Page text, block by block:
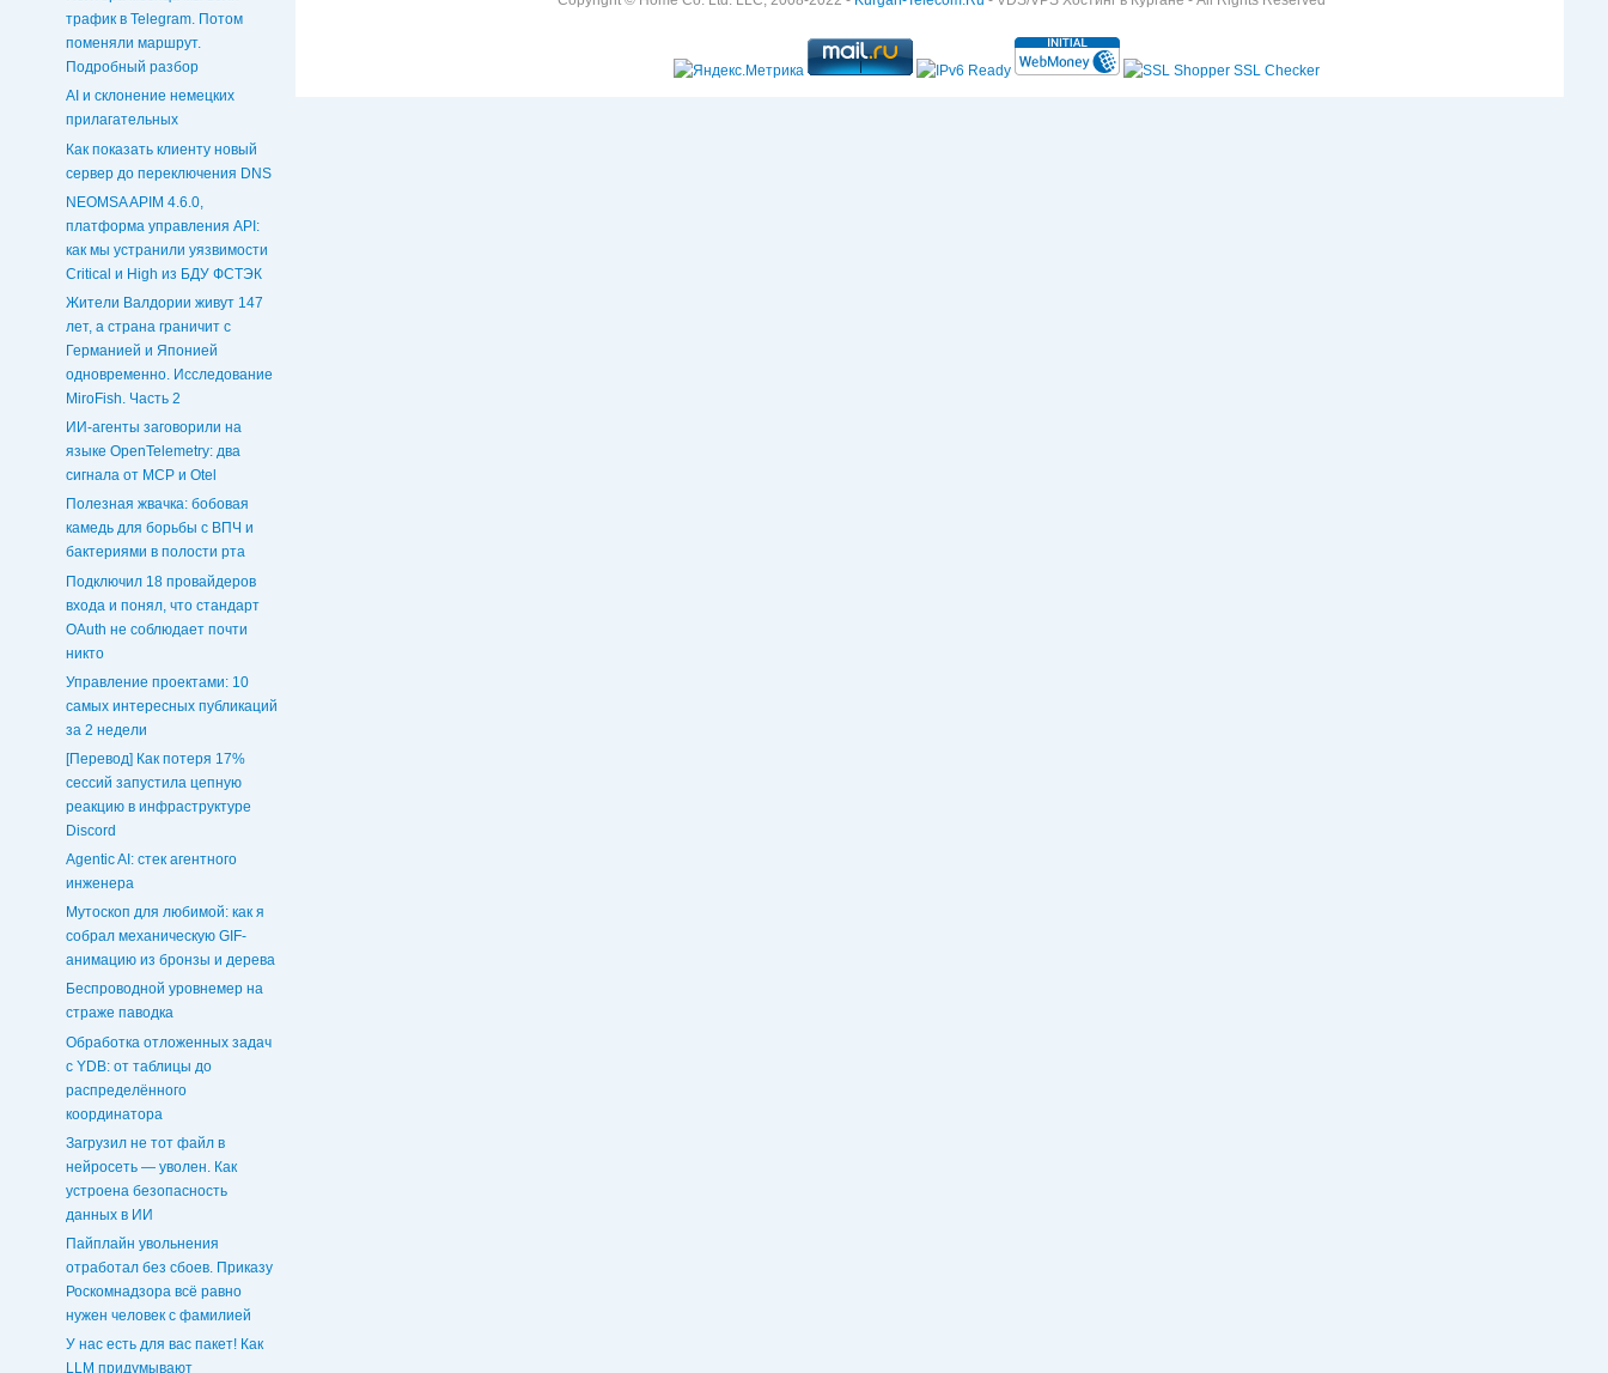
трафик в Telegram. Потом
поменяли маршрут.
Подробный разбор
AI и склонение немецких
прилагательных
Как показать клиенту новый
сервер до переключения DNS
NEOMSA APIM 4.6.0,
платформа управления API:
как мы устранили уязвимости
Critical и High из БДУ ФСТЭК
Жители Валдории живут 147
лет, а страна граничит с
Германией и Японией
одновременно. Исследование
MiroFish. Часть 2
ИИ-агенты заговорили на
языке OpenTelemetry: два
сигнала от MCP и Otel
Полезная жвачка: бобовая
камедь для борьбы с ВПЧ и
бактериями в полости рта
Подключил 18 провайдеров
входа и понял, что стандарт
OAuth не соблюдает почти
никто
Управление проектами: 10
самых интересных публикаций
за 2 недели
[Перевод] Как потеря 17%
сессий запустила цепную
реакцию в инфраструктуре
Discord
Agentic AI: стек агентного
инженера
Мутоскоп для любимой: как я
собрал механическую GIF-
анимацию из бронзы и дерева
Беспроводной уровнемер на
страже паводка
Обработка отложенных задач
c YDB: от таблицы до
распределённого
координатора
Загрузил не тот файл в
нейросеть — уволен. Как
устроена безопасность
данных в ИИ
Пайплайн увольнения
отработал без сбоев. Приказу
Роскомнадзора всё равно
нужен человек с фамилией
У нас есть для вас пакет! Как
LLM придумывают